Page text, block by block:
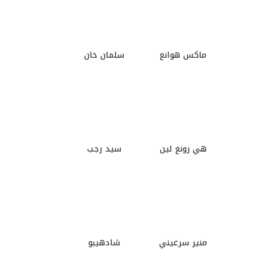
ماكس هوانغ سلمان خان
هي رونغ لين سيد رجب
منير سرغيني شادهيبو